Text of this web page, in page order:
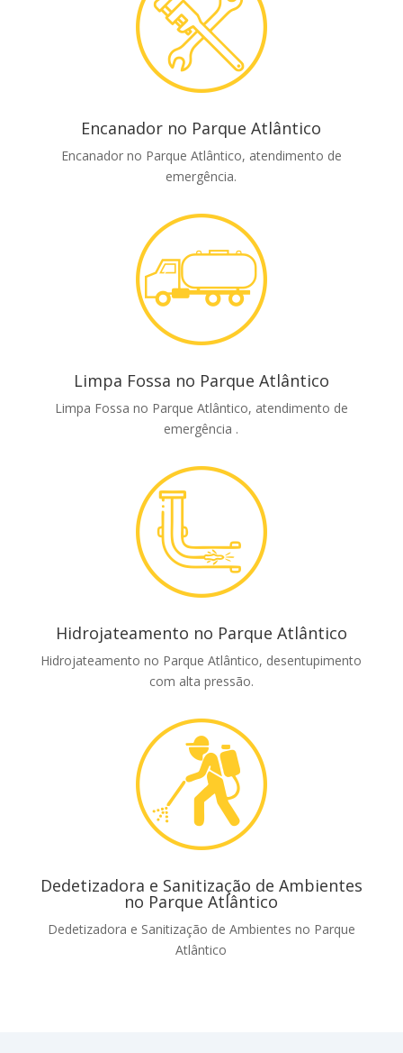
Encanador no Parque Atlântico
Encanador no Parque Atlântico, atendimento de
emergência.
Limpa Fossa no Parque Atlântico
Limpa Fossa no Parque Atlântico, atendimento de
emergência .
Hidrojateamento no Parque Atlântico
Hidrojateamento no Parque Atlântico, desentupimento
com alta pressão.
Dedetizadora e Sanitização de Ambientes
no Parque Atlântico
Dedetizadora e Sanitização de Ambientes no Parque
Atlântico